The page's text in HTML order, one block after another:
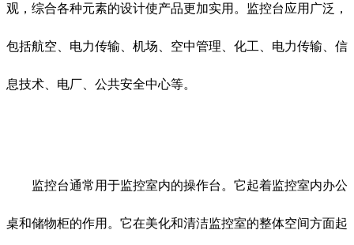
观，综合各种元素的设计使产品更加实用。监控台应用广泛，
包括航空、电力传输、机场、空中管理、化工、电力传输、信
息技术、电厂、公共安全中心等。
监控台通常用于监控室内的操作台。它起着监控室内办公
桌和储物柜的作用。它在美化和清洁监控室的整体空间方面起